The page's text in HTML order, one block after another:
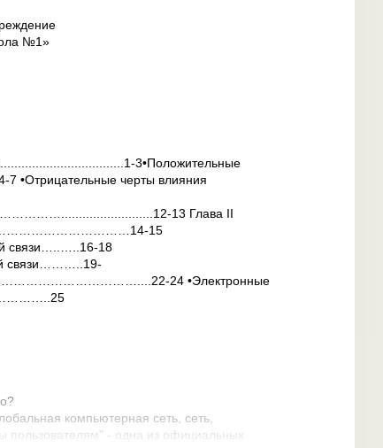
№1»
3•Положительные
черты влияния
13 Глава II
15
связи…..…..16-18
связи………..19-
24 •Электронные
компьютерная сеть, сеть,
пользователям" - одна из официальных